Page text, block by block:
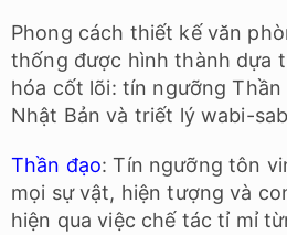
Phong cách thiết kế văn
thống được hình thành dựa
hóa cốt lõi: tín ngưỡng
Nhật Bản và triết lý wabi-
Thần đạo: Tín ngưỡng tôn
mọi sự vật, hiện tượng và
hiện qua việc chế tác tỉ mỉ